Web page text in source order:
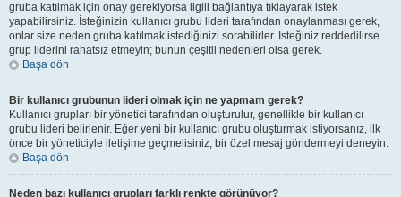
gruba katılmak için onay gerekiyorsa ilgili bağlantıya tıklayarak istek
yapabilirsiniz. İsteğinizin kullanıcı grubu lideri tarafından onaylanması gerek,
onlar size neden gruba katılmak istediğinizi sorabilirler. İsteğiniz reddedilirse
grup liderini rahatsız etmeyin; bunun çeşitli nedenleri olsa gerek.
Başa dön
Bir kullanıcı grubunun lideri olmak için ne yapmam gerek?
Kullanıcı grupları bir yönetici tarafından oluşturulur, genellikle bir kullanıcı
grubu lideri belirlenir. Eğer yeni bir kullanıcı grubu oluşturmak istiyorsanız, ilk
önce bir yöneticiyle iletişime geçmelisiniz; bir özel mesaj göndermeyi deneyin.
Başa dön
Neden bazı kullanıcı grupları farklı renkte görünüyor?